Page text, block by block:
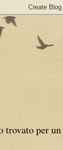
trovato per un